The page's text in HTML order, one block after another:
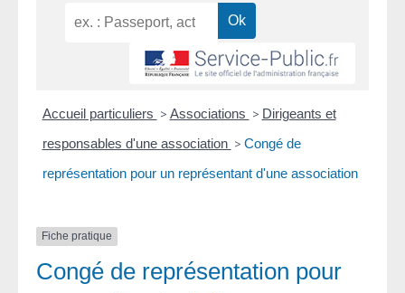
Accueil particuliers > Associations > Dirigeants et
responsables d'une association > Congé de
représentation pour un représentant d'une association
Fiche pratique
Congé de représentation pour